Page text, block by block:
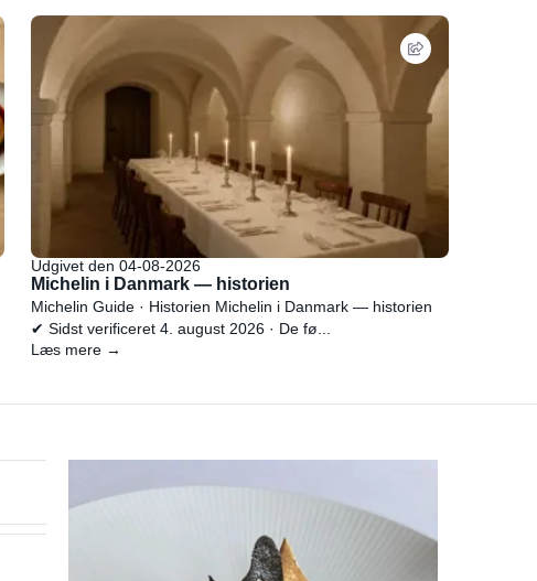
Udgivet den 04-08-2026
Michelin i Danmark — historien
Michelin Guide · Historien Michelin i Danmark — historien
✔ Sidst verificeret 4. august 2026 · De fø...
Læs mere →